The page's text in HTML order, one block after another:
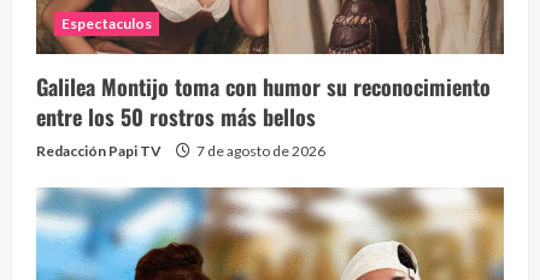
Espectaculos
Galilea Montijo toma con humor su reconocimiento
entre los 50 rostros más bellos
Redacción Papi TV 7 de agosto de 2026